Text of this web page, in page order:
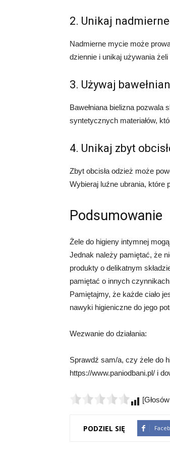
2. Unikaj
Nadmierne mycie może
dziennie i unikaj używania
3. Używaj
Bawełniana bielizna pozwala
syntetycznych materiałów,
4. Unikaj zbyt
Zbyt obcisła odzież może
Wybieraj luźne ubrania, które
Podsumowanie
Żele do higieny intymnej
Jednak należy pamiętać, że
produkty o delikatnym
pamiętać o innych
Pamiętajmy, że każde ciało
nawyki higieniczne do jego
Wezwanie do działania:
Sprawdź sam/a, czy żele do
https://www.paniodbani.pl/ i
PODZIEL SIĘ